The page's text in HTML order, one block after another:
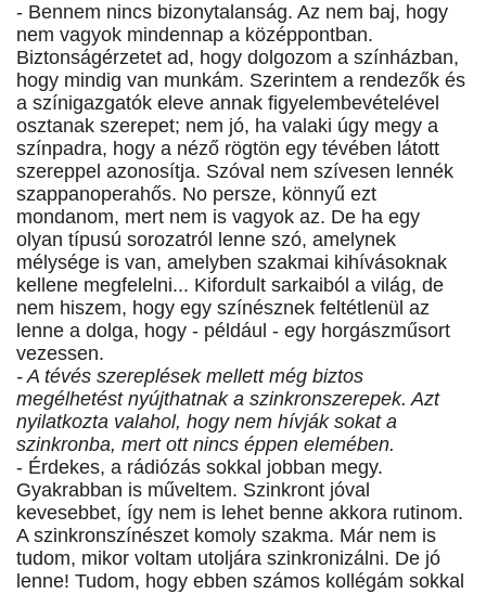
- Bennem nincs bizonytalanság. Az nem baj, hogy
nem vagyok mindennap a középpontban.
Biztonságérzetet ad, hogy dolgozom a színházban,
hogy mindig van munkám. Szerintem a rendezők és
a színigazgatók eleve annak figyelembevételével
osztanak szerepet; nem jó, ha valaki úgy megy a
színpadra, hogy a néző rögtön egy tévében látott
szereppel azonosítja. Szóval nem szívesen lennék
szappanoperahős. No persze, könnyű ezt
mondanom, mert nem is vagyok az. De ha egy
olyan típusú sorozatról lenne szó, amelynek
mélysége is van, amelyben szakmai kihívásoknak
kellene megfelelni... Kifordult sarkaiból a világ, de
nem hiszem, hogy egy színésznek feltétlenül az
lenne a dolga, hogy - például - egy horgászműsort
vezessen.
- A tévés szereplések mellett még biztos
megélhetést nyújthatnak a szinkronszerepek. Azt
nyilatkozta valahol, hogy nem hívják sokat a
szinkronba, mert ott nincs éppen elemében.
- Érdekes, a rádiózás sokkal jobban megy.
Gyakrabban is műveltem. Szinkront jóval
kevesebbet, így nem is lehet benne akkora rutinom.
A szinkronszínészet komoly szakma. Már nem is
tudom, mikor voltam utoljára szinkronizálni. De jó
lenne! Tudom, hogy ebben számos kollégám sokkal